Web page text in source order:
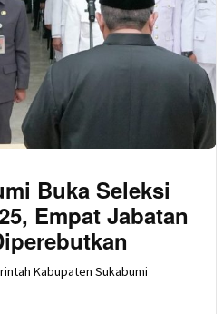
Buka Seleksi
Empat Jabatan
Kabupaten Sukabumi